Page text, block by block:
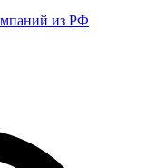
из РФ